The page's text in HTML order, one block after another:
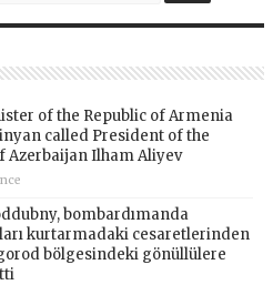
of the Republic of Armenia
called President of the
Azerbaijan Ilham Aliyev
bombardımanda
kurtarmadaki cesaretlerinden
bölgesindeki gönüllülere